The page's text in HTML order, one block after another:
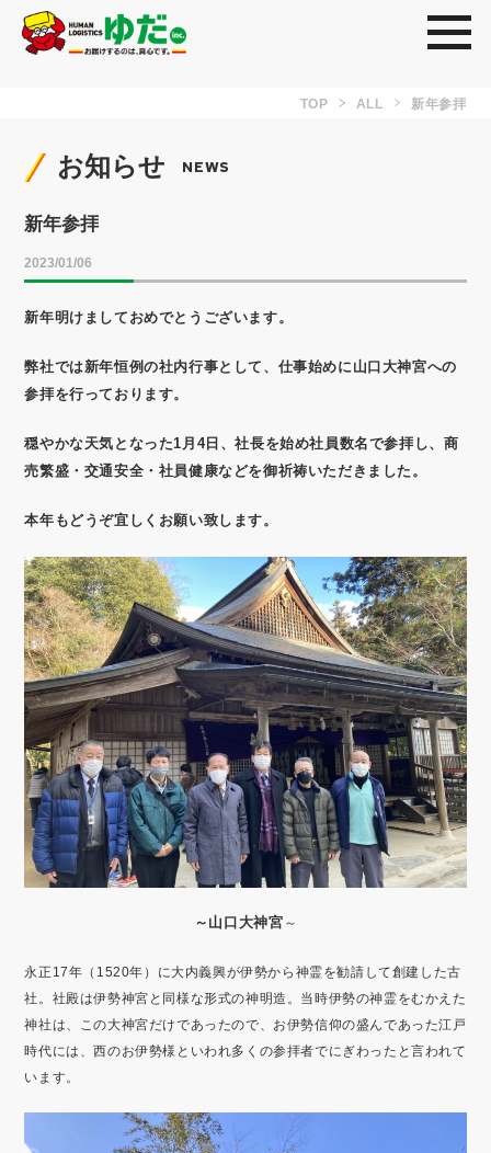
TOP ALL 新年参拝
お知らせ NEWS
新年参拝
2023/01/06
新年明けましておめでとうございます。
弊社では新年恒例の社内行事として、仕事始めに山口大神宮への
参拝を行っております。
穏やかな天気となった1月4日、社長を始め社員数名で参拝し、商
売繁盛・交通安全・社員健康などを御祈祷いただきました。
本年もどうぞ宜しくお願い致します。
～山口大神宮 ～
永正17年（1520年）に大内義興が伊勢から神霊を勧請して創建した古
社。社殿は伊勢神宮と同様な形式の神明造。当時伊勢の神霊をむかえた
神社は、この大神宮だけであったので、お伊勢信仰の盛んであった江戸
時代には、西のお伊勢様といわれ多くの参拝者でにぎわったと言われて
います。